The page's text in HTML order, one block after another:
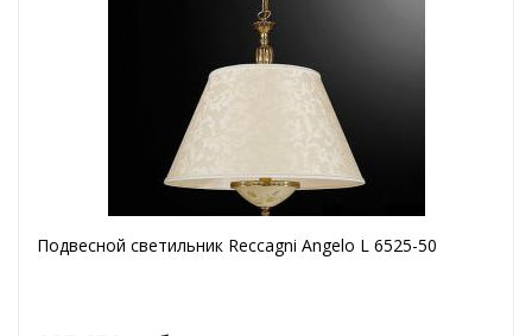
Подвесной светильник Reccagni Angelo L 6525-50